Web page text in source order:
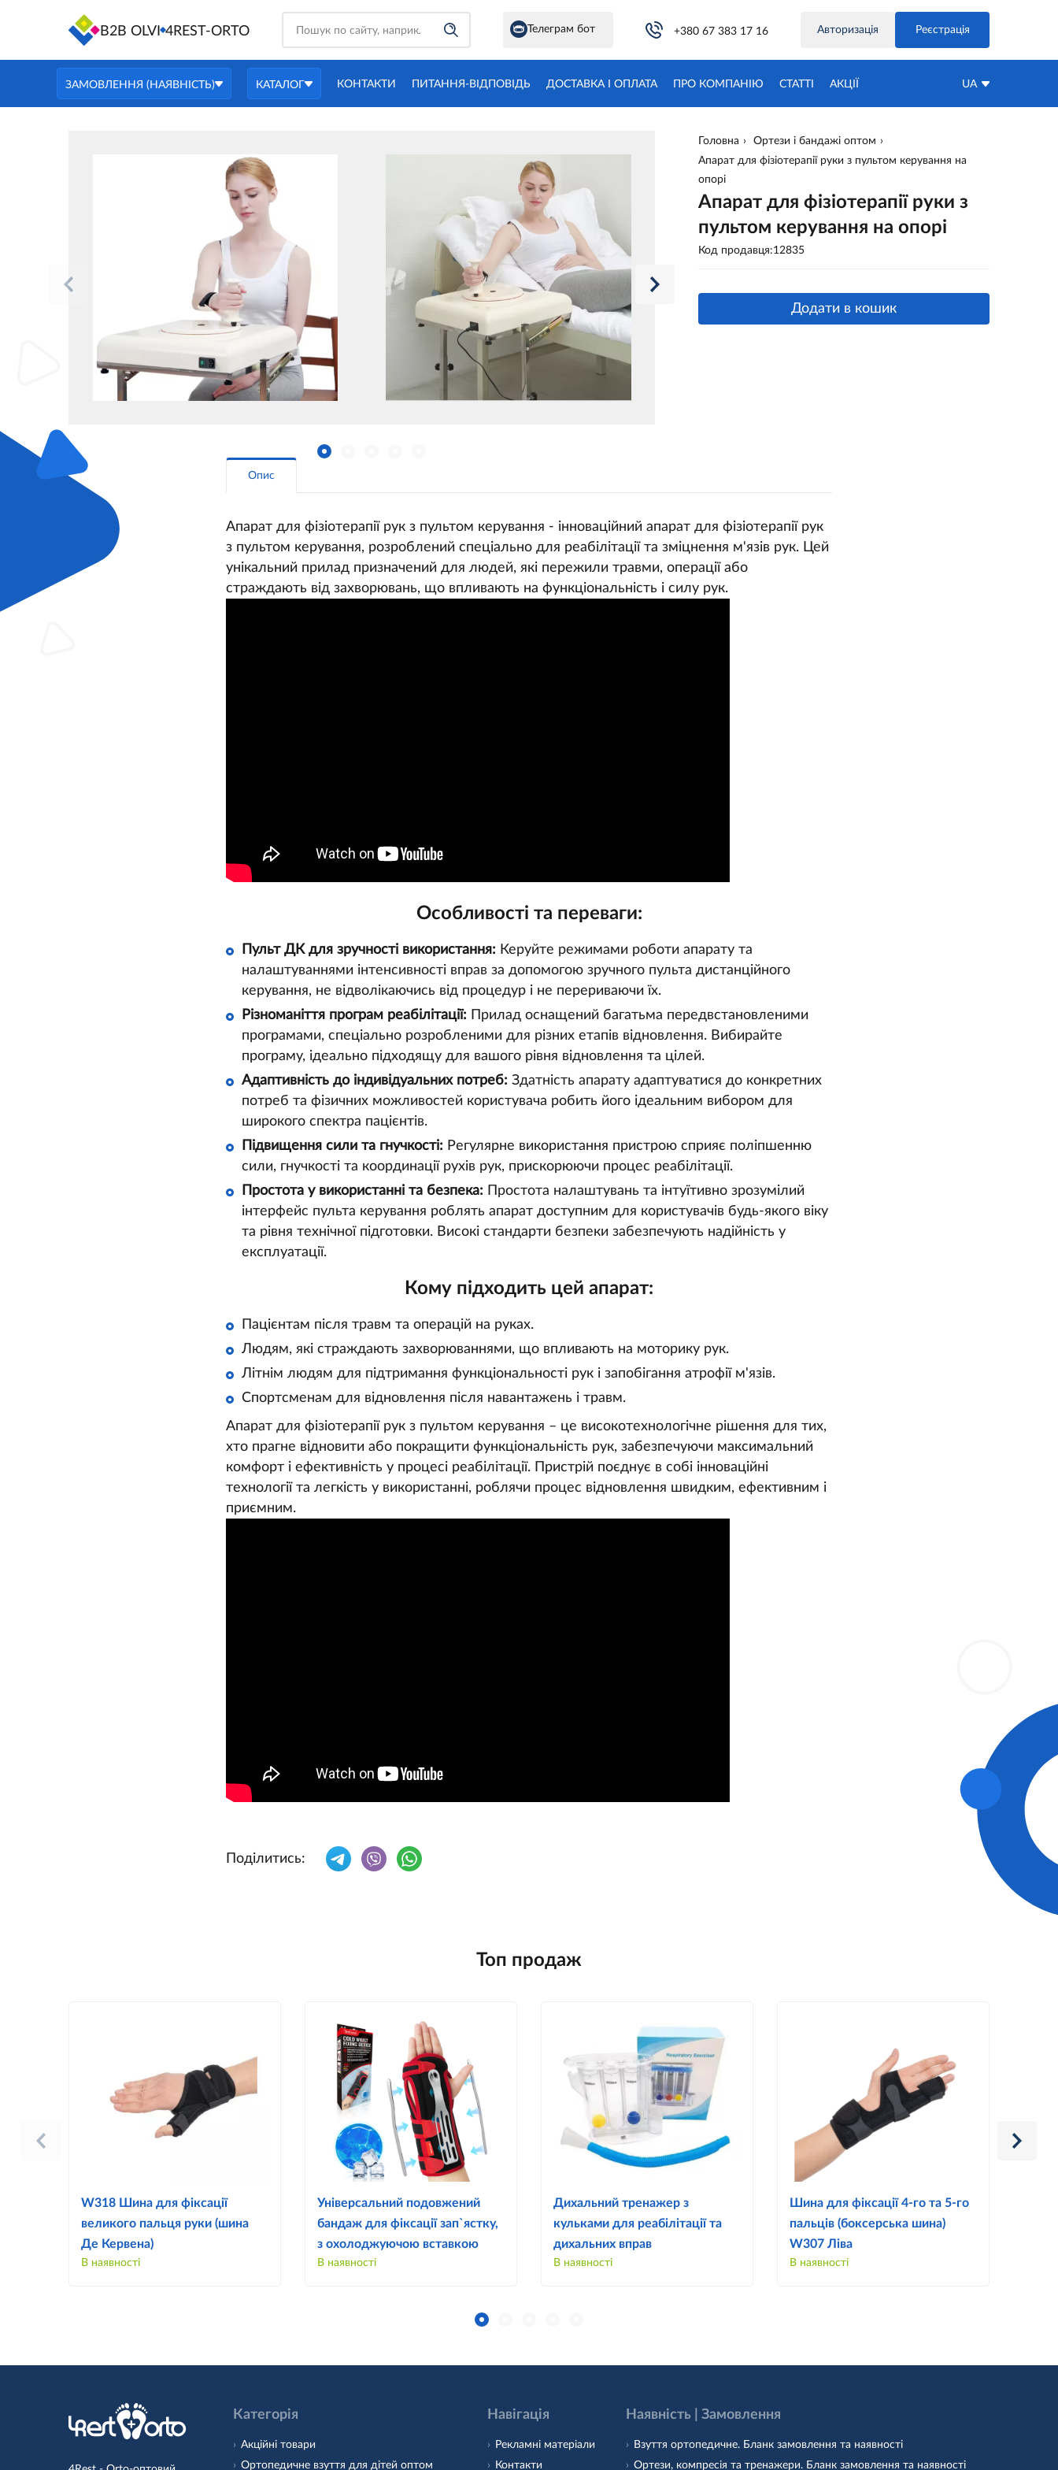
B2B OLVI 4REST-ORTO Телеграм бот +380 67 383 17 16 Авторизація Реєстрація
ЗАМОВЛЕННЯ (НАЯВНІСТЬ) КАТАЛОГ КОНТАКТИ ПИТАННЯ-ВІДПОВІДЬ ДОСТАВКА І ОПЛАТА ПРО КОМПАНІЮ СТАТТІ АКЦIЇ UA
Головна
Ортези і бандажі оптом
Апарат для фізіотерапії руки з пультом керування на
опорі
Апарат для фізіотерапії руки з
пультом керування на опорі
Код продавця:12835
Додати в кошик
Опис
Апарат для фізіотерапії рук з пультом керування - інноваційний апарат для фізіотерапії рук
з пультом керування, розроблений спеціально для реабілітації та зміцнення м'язів рук. Цей
унікальний прилад призначений для людей, які пережили травми, операції або
страждають від захворювань, що впливають на функціональність і силу рук.
Особливості та переваги:
Пульт ДК для зручності використання: Керуйте режимами роботи апарату та
налаштуваннями інтенсивності вправ за допомогою зручного пульта дистанційного
керування, не відволікаючись від процедур і не перериваючи їх.
Різноманіття програм реабілітації: Прилад оснащений багатьма передвстановленими
програмами, спеціально розробленими для різних етапів відновлення. Вибирайте
програму, ідеально підходящу для вашого рівня відновлення та цілей.
Адаптивність до індивідуальних потреб: Здатність апарату адаптуватися до конкретних
потреб та фізичних можливостей користувача робить його ідеальним вибором для
широкого спектра пацієнтів.
Підвищення сили та гнучкості: Регулярне використання пристрою сприяє поліпшенню
сили, гнучкості та координації рухів рук, прискорюючи процес реабілітації.
Простота у використанні та безпека: Простота налаштувань та інтуїтивно зрозумілий
інтерфейс пульта керування роблять апарат доступним для користувачів будь-якого віку
та рівня технічної підготовки. Високі стандарти безпеки забезпечують надійність у
експлуатації.
Кому підходить цей апарат:
Пацієнтам після травм та операцій на руках.
Людям, які страждають захворюваннями, що впливають на моторику рук.
Літнім людям для підтримання функціональності рук і запобігання атрофії м'язів.
Спортсменам для відновлення після навантажень і травм.
Апарат для фізіотерапії рук з пультом керування – це високотехнологічне рішення для тих,
хто прагне відновити або покращити функціональність рук, забезпечуючи максимальний
комфорт і ефективність у процесі реабілітації. Пристрій поєднує в собі інноваційні
технології та легкість у використанні, роблячи процес відновлення швидким, ефективним і
приємним.
Поділитись:
Топ продаж
W318 Шина для фіксації
великого пальця руки (шина
Де Кервена)
В наявності
Універсальний подовжений
бандаж для фіксації зап`ястку,
з охолоджуючою вставкою
В наявності
Дихальний тренажер з
кульками для реабілітації та
дихальних вправ
В наявності
Шина для фіксації 4-го та 5-го
пальців (боксерська шина)
W307 Ліва
В наявності
Категорія
Акційні товари
Ортопедичне взуття для дітей оптом
Навігація
Рекламні матеріали
Контакти
Наявність | Замовлення
Взуття ортопедичне. Бланк замовлення та наявності
Ортези, компресія та тренажери. Бланк замовлення та наявності